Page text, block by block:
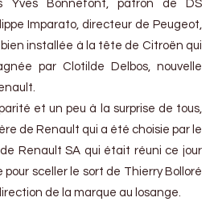
Yves Bonnefont, patron de DS
Imparato, directeur de Peugeot,
installée à la tête de Citroën qui
par Clotilde Delbos, nouvelle
et un peu à la surprise de tous,
de Renault qui a été choisie par le
Renault SA qui était réuni ce jour
sceller le sort de Thierry Bolloré
de la marque au losange.